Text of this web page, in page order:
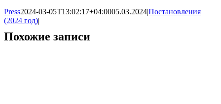
Press2024-03-05T13:02:17+04:0005.03.2024|Постановления
(2024 год)|
Похожие записи